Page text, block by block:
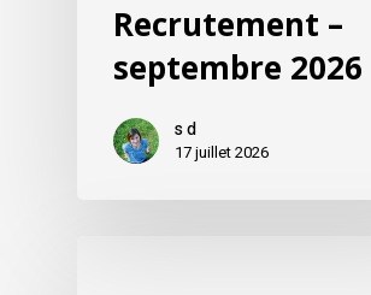
Recrutement –
septembre 2026
s d
17 juillet 2026